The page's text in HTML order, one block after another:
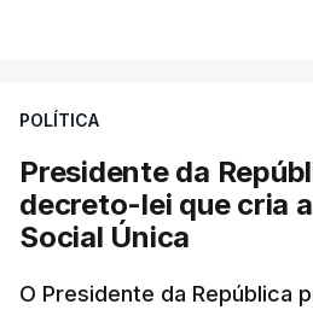
POLÍTICA
Presidente da
decreto-lei que cria
Social Única
O Presidente da República